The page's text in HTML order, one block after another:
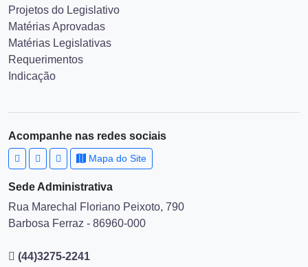
Projetos do Legislativo
Matérias Aprovadas
Matérias Legislativas
Requerimentos
Indicação
Acompanhe nas redes sociais
Mapa do Site
Sede Administrativa
Rua Marechal Floriano Peixoto, 790
Barbosa Ferraz - 86960-000
(44)3275-2241